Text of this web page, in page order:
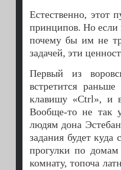
Естественно, этот
принципов. Но если
почему бы им не
задачей, эти
Первый из
встретится
клавишу «Ctrl», и
Вообще-то не так
людям дона
задания будет
прогулки по
комнату, топоча